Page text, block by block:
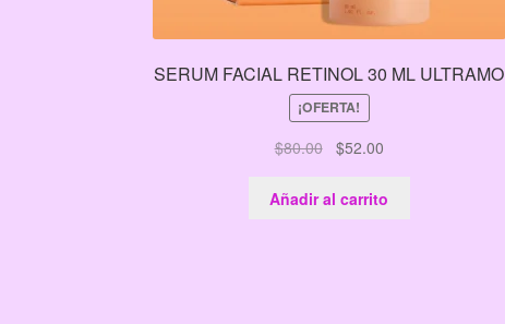
SERUM FACIAL RETINOL 30 ML ULTRAMO
¡OFERTA!
$80.00
El
original
era:
$52.00
actual
es:
Añadir al carrito